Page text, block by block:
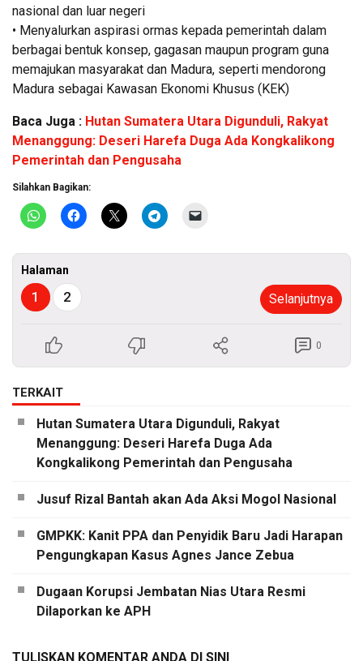
nasional dan luar negeri
• Menyalurkan aspirasi ormas kepada pemerintah dalam
berbagai bentuk konsep, gagasan maupun program guna
memajukan masyarakat dan Madura, seperti mendorong
Madura sebagai Kawasan Ekonomi Khusus (KEK)
Baca Juga : Hutan Sumatera Utara Digunduli, Rakyat
Menanggung: Deseri Harefa Duga Ada Kongkalikong
Pemerintah dan Pengusaha
Silahkan Bagikan:
Halaman
1 2 Selanjutnya
0
TERKAIT
Hutan Sumatera Utara Digunduli, Rakyat
Menanggung: Deseri Harefa Duga Ada
Kongkalikong Pemerintah dan Pengusaha
Jusuf Rizal Bantah akan Ada Aksi Mogol Nasional
GMPKK: Kanit PPA dan Penyidik Baru Jadi Harapan
Pengungkapan Kasus Agnes Jance Zebua
Dugaan Korupsi Jembatan Nias Utara Resmi
Dilaporkan ke APH
TULISKAN KOMENTAR ANDA DI SINI